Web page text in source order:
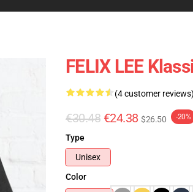
FELIX LEE
(4 customer reviews)
€30.48 €24.38 $26.50 -20%
Type
Unisex
Color